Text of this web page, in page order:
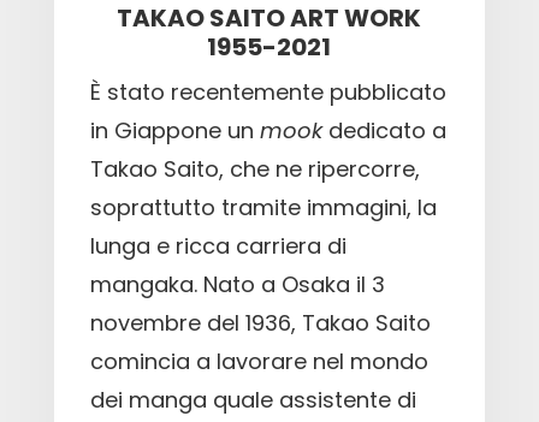
TAKAO SAITO ART WORK
1955-2021
È stato recentemente pubblicato
in Giappone un mookdedicato a
Takao Saito, che ne ripercorre,
soprattutto tramite immagini, la
lunga e ricca carriera di
mangaka. Nato a Osaka il 3
novembre del 1936, Takao Saito
comincia a lavorare nel mondo
dei manga quale assistente di